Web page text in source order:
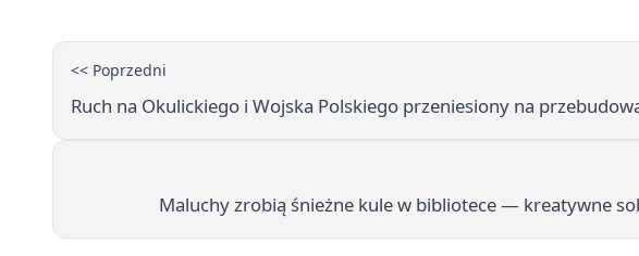
<< Poprzedni
Ruch na Okulickiego i Wojska Polskiego przeniesiony na
Maluchy zrobią śnieżne kule w bibliotece — kreatywne